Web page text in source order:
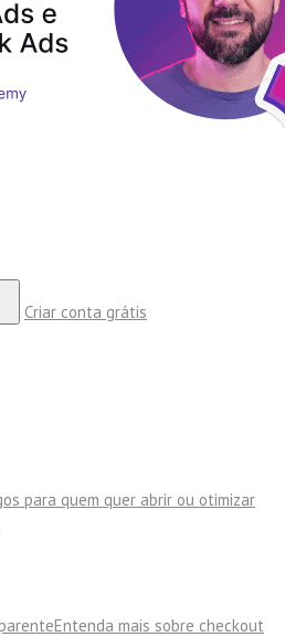
Criar conta grátis
para quem quer abrir ou otimizar
Entenda mais sobre checkout